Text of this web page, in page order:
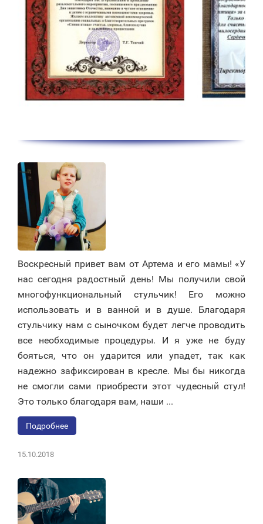
Воскресный привет вам от Артема и его мамы! «У
нас сегодня радостный день! Мы получили свой
многофункциональный стульчик! Его можно
использовать и в ванной и в душе. Благодаря
стульчику нам с сыночком будет легче проводить
все необходимые процедуры. И я уже не буду
бояться, что он ударится или упадет, так как
надежно зафиксирован в кресле. Мы бы никогда
не смогли сами приобрести этот чудесный стул!
Это только благодаря вам, наши ...
Подробнее
15.10.2018